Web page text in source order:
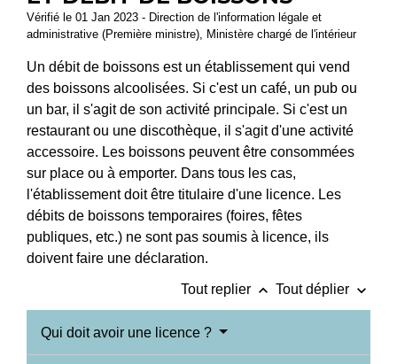
Vérifié le 01 Jan 2023 - Direction de l'information légale et
administrative (Première ministre), Ministère chargé de l'intérieur
Un débit de boissons est un établissement qui vend
des boissons alcoolisées. Si c'est un café, un pub ou
un bar, il s'agit de son activité principale. Si c'est un
restaurant ou une discothèque, il s'agit d'une activité
accessoire. Les boissons peuvent être consommées
sur place ou à emporter. Dans tous les cas,
l'établissement doit être titulaire d'une licence. Les
débits de boissons temporaires (foires, fêtes
publiques, etc.) ne sont pas soumis à licence, ils
doivent faire une déclaration.
Tout replier keyboard_arrow_up Tout déplier keyboard_arrow_down
Qui doit avoir une licence ?